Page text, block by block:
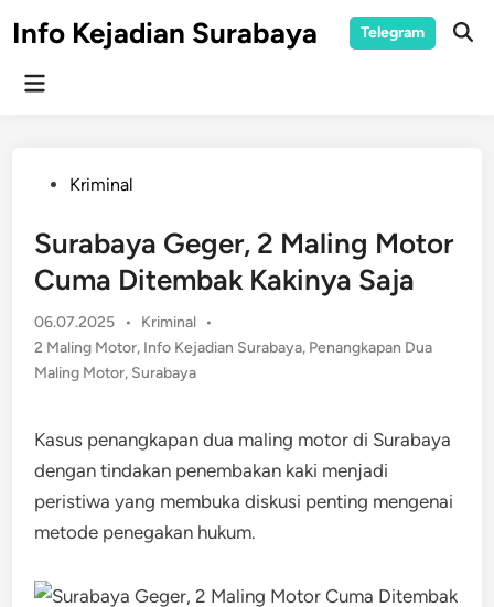
toInfo Kejadian Surabaya Telegram
Main
PostedKriminal
Surabaya Geger, 2 Maling Motor
Cuma Ditembak Kakinya Saja
06.07.2025 •
Posted
in
Kriminal •
2 Maling Motor, Info Kejadian Surabaya, Penangkapan Dua
Maling Motor, Surabaya
Kasus penangkapan dua maling motor di Surabaya
dengan tindakan penembakan kaki menjadi
peristiwa yang membuka diskusi penting mengenai
metode penegakan hukum.